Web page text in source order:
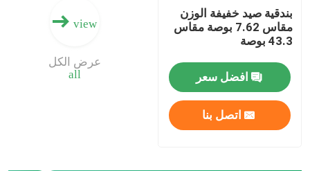
بندقية صيد خفيفة الوزن
مقاس 7.62 بوصة مقاس
43.3 بوصة
افضل سعر
اتصل بنا
view
all
عرض الكل